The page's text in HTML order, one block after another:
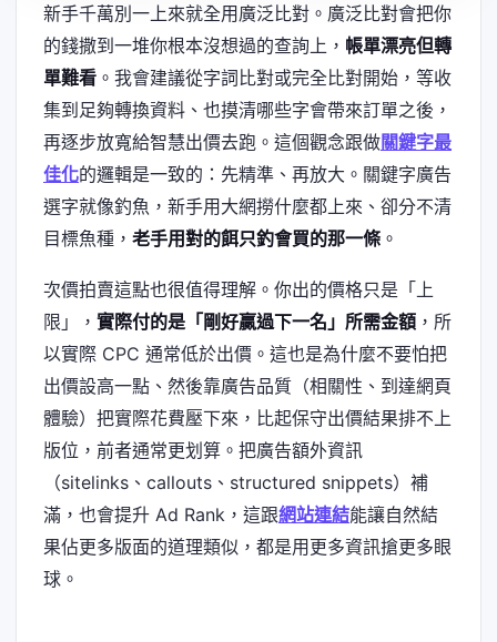
新手千萬別一上來就全用廣泛比對。廣泛比對會把你
的錢撒到一堆你根本沒想過的查詢上， 帳單漂亮但轉
單難看 。我會建議從字詞比對或完全比對開始，等收
集到足夠轉換資料、也摸清哪些字會帶來訂單之後，
再逐步放寬給智慧出價去跑。這個觀念跟做關鍵字最
佳化的邏輯是一致的：先精準、再放大。關鍵字廣告
選字就像釣魚，新手用大網撈什麼都上來、卻分不清
目標魚種， 老手用對的餌只釣會買的那一條 。
次價拍賣這點也很值得理解。你出的價格只是「上
限」， 實際付的是「剛好贏過下一名」所需金額 ，所
以實際 CPC 通常低於出價。這也是為什麼不要怕把
出價設高一點、然後靠廣告品質（相關性、到達網頁
體驗）把實際花費壓下來，比起保守出價結果排不上
版位，前者通常更划算。把廣告額外資訊
（sitelinks、callouts、structured snippets）補
滿，也會提升 Ad Rank，這跟網站連結能讓自然結
果佔更多版面的道理類似，都是用更多資訊搶更多眼
球。